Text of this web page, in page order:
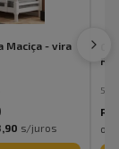
Maciça - vira
s/juros
5.0
R$
ou